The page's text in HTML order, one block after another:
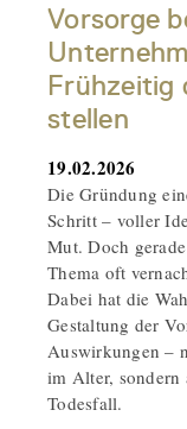
Vorsorge
Frühzeitig
stellen
19.02.2026
Die Gründung
Schritt – voller
Mut. Doch
Thema oft
Dabei hat die
Gestaltung der
Auswirkungen –
im Alter,
Todesfall.